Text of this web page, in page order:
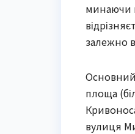
минаючи
залежно
Основний
площа
вулиця